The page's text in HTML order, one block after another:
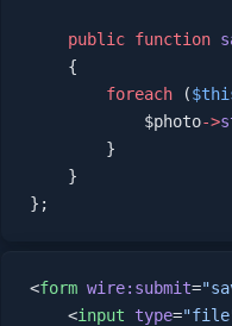
    public
function
    {
        foreach
(
            $photo
->
        }
    }
};
<form wire:submit=
    <
input type=